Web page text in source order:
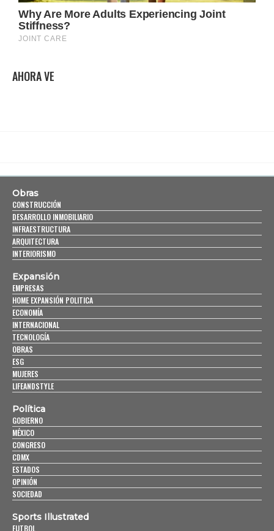
AHORA VE
Obras
CONSTRUCCIÓN
DESARROLLO INMOBILIARIO
INFRAESTRUCTURA
ARQUITECTURA
INTERIORISMO
Expansión
EMPRESAS
HOME EXPANSIÓN POLITICA
ECONOMÍA
INTERNACIONAL
TECNOLOGÍA
OBRAS
ESG
MUJERES
LIFEANDSTYLE
Política
GOBIERNO
MÉXICO
CONGRESO
CDMX
ESTADOS
OPINIÓN
SOCIEDAD
Sports Illustrated
FUTBOL